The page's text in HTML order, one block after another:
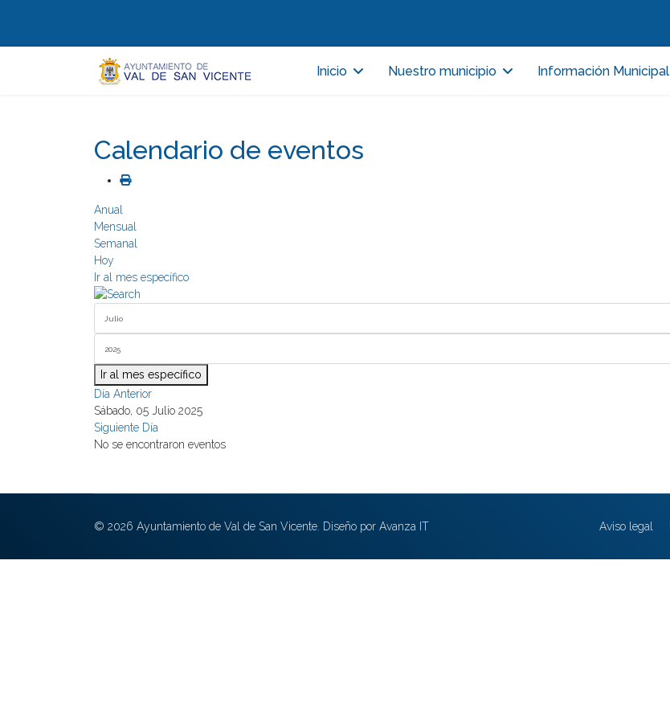
Inicio Nuestro municipio Información Municipal
Calendario de eventos
Anual
Mensual
Semanal
Hoy
Ir al mes específico
Ir al mes específico
Día Anterior
Sábado, 05 Julio 2025
Siguiente Día
No se encontraron eventos
© 2026 Ayuntamiento de Val de San Vicente. Diseño por Avanza IT Aviso legal